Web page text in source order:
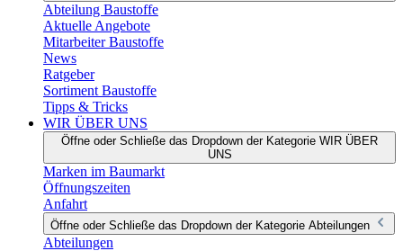
Abteilung Baustoffe
Aktuelle Angebote
Mitarbeiter Baustoffe
News
Ratgeber
Sortiment Baustoffe
Tipps & Tricks
WIR ÜBER UNS
Öffne oder Schließe das Dropdown der Kategorie WIR ÜBER
UNS
Marken im Baumarkt
Öffnungszeiten
Anfahrt
Öffne oder Schließe das Dropdown der Kategorie Abteilungen
Abteilungen